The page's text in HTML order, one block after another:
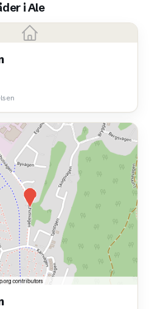
i Ale